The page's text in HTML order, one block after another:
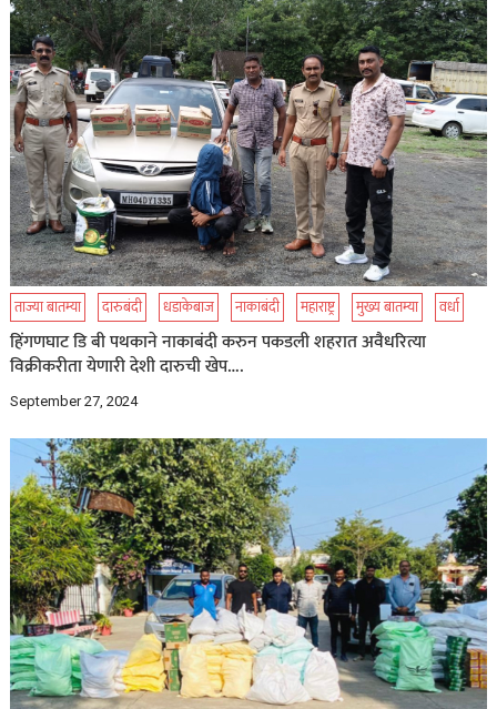
ताज्या बातम्या दारुबंदी धडाकेबाज नाकाबंदी महाराष्ट्र मुख्य बातम्या वर्धा
हिंगणघाट डि बी पथकाने नाकाबंदी करुन पकडली शहरात अवैधरित्या
विक्रीकरीता येणारी देशी दारुची खेप….
September 27, 2024